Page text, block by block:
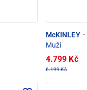
McKINLEY ·
Muži
4.799 Kč
6.199 Kč